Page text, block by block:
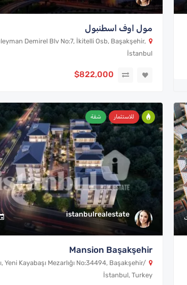
مول اوف اسطنبول
Demirel Blv No:7, İkitelli Osb, Başakşehir,
İstanbul
$822,000
istanbulrealestate
للاستثمار شقة
Mansion Başakşehir
Yeni Kayabaşı Mezarlığı No:34494, Başakşehir/
İstanbul, Turkey